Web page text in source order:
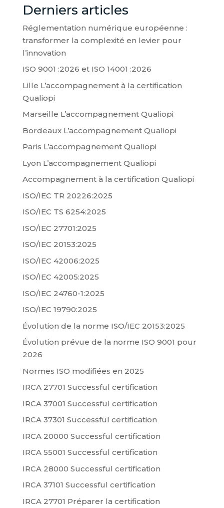
Derniers articles
Réglementation numérique européenne :
transformer la complexité en levier pour
l’innovation
ISO 9001 :2026 et ISO 14001 :2026
Lille L’accompagnement à la certification
Qualiopi
Marseille L’accompagnement Qualiopi
Bordeaux L’accompagnement Qualiopi
Paris L’accompagnement Qualiopi
Lyon L’accompagnement Qualiopi
Accompagnement à la certification Qualiopi
ISO/IEC TR 20226:2025
ISO/IEC TS 6254:2025
ISO/IEC 27701:2025
ISO/IEC 20153:2025
ISO/IEC 42006:2025
ISO/IEC 42005:2025
ISO/IEC 24760-1:2025
ISO/IEC 19790:2025
Évolution de la norme ISO/IEC 20153:2025
Évolution prévue de la norme ISO 9001 pour
2026
Normes ISO modifiées en 2025
IRCA 27701 Successful certification
IRCA 37001 Successful certification
IRCA 37301 Successful certification
IRCA 20000 Successful certification
IRCA 55001 Successful certification
IRCA 28000 Successful certification
IRCA 37101 Successful certification
IRCA 27701 Préparer la certification